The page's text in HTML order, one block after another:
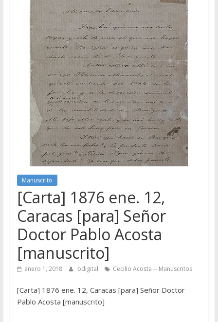
Manuscrito
[Carta] 1876 ene. 12,
Caracas [para] Señor
Doctor Pablo Acosta
[manuscrito]
enero 1, 2018 bdigital Cecilio Acosta -- Manuscritos.
[Carta] 1876 ene. 12, Caracas [para] Señor Doctor
Pablo Acosta [manuscrito]